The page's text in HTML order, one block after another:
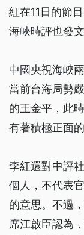
紅在11日的節
海峽時評也發文
中國央視海峽
當前台海局勢
的王金平，此
有著積極正面的
李紅還對中評
個人，不代表
的意思。不過
席江啟臣認為